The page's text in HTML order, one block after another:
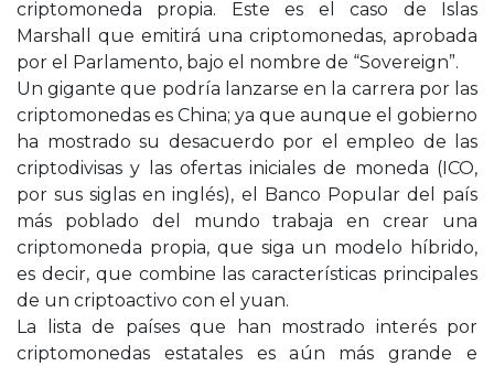
criptomoneda propia. Este es el caso de Islas
Marshall que emitirá una criptomonedas, aprobada
por el Parlamento, bajo el nombre de “Sovereign”.
Un gigante que podría lanzarse en la carrera por las
criptomonedas es China; ya que aunque el gobierno
ha mostrado su desacuerdo por el empleo de las
criptodivisas y las ofertas iniciales de moneda (ICO,
por sus siglas en inglés), el Banco Popular del país
más poblado del mundo trabaja en crear una
criptomoneda propia, que siga un modelo híbrido,
es decir, que combine las características principales
de un criptoactivo con el yuan.
La lista de países que han mostrado interés por
criptomonedas estatales es aún más grande e